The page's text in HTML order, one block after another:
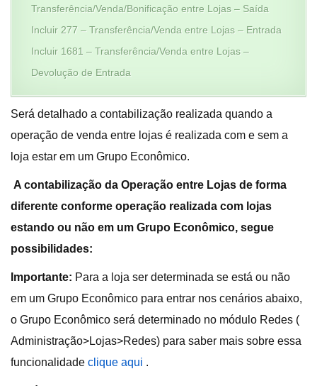
Transferência/Venda/Bonificação entre Lojas – Saída
Incluir 277 – Transferência/Venda entre Lojas – Entrada
Incluir 1681 – Transferência/Venda entre Lojas –
Devolução de Entrada
Será detalhado a contabilização realizada quando a
operação de venda entre lojas é realizada com e sem a
loja estar em um Grupo Econômico.
A contabilização da Operação entre Lojas de forma
diferente conforme operação realizada com lojas
estando ou não em um Grupo Econômico, segue
possibilidades:
Importante: Para a loja ser determinada se está ou não
em um Grupo Econômico para entrar nos cenários abaixo,
o Grupo Econômico será determinado no módulo Redes (
Administração>Lojas>Redes) para saber mais sobre essa
funcionalidade clique aqui .